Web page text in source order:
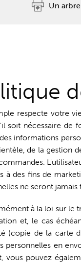
Un
respecte votre
soit nécessaire de
informations
de la gestion
à des fins de
ne seront jamais
à la loi sur le
et, le cas
(copie de la carte
personnelles en
vous pouvez